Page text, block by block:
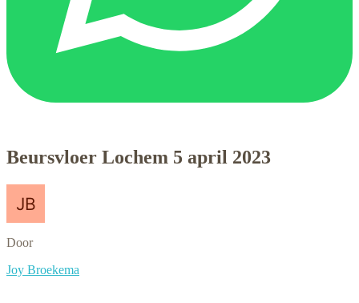
Beursvloer Lochem 5 april 2023
Door
Joy Broekema